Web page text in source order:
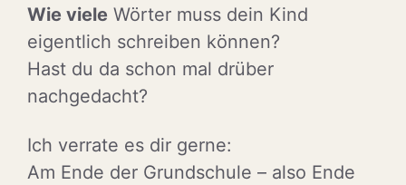
Wie viele Wörter muss dein Kind
eigentlich schreiben können?
Hast du da schon mal drüber
nachgedacht?
Ich verrate es dir gerne:
Am Ende der Grundschule – also Ende